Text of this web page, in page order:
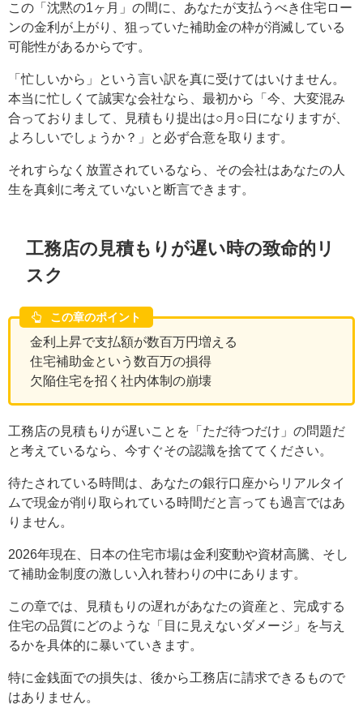
この「沈黙の1ヶ月」の間に、あなたが支払うべき住宅ロー
ンの金利が上がり、狙っていた補助金の枠が消滅している
可能性があるからです。
「忙しいから」という言い訳を真に受けてはいけません。
本当に忙しくて誠実な会社なら、最初から「今、大変混み
合っておりまして、見積もり提出は○月○日になりますが、
よろしいでしょうか？」と必ず合意を取ります。
それすらなく放置されているなら、その会社はあなたの人
生を真剣に考えていないと断言できます。
工務店の見積もりが遅い時の致命的リ
スク
この章のポイント
金利上昇で支払額が数百万円増える
住宅補助金という数百万の損得
欠陥住宅を招く社内体制の崩壊
工務店の見積もりが遅いことを「ただ待つだけ」の問題だ
と考えているなら、今すぐその認識を捨ててください。
待たされている時間は、あなたの銀行口座からリアルタイ
ムで現金が削り取られている時間だと言っても過言ではあ
りません。
2026年現在、日本の住宅市場は金利変動や資材高騰、そし
て補助金制度の激しい入れ替わりの中にあります。
この章では、見積もりの遅れがあなたの資産と、完成する
住宅の品質にどのような「目に見えないダメージ」を与え
るかを具体的に暴いていきます。
特に金銭面での損失は、後から工務店に請求できるもので
はありません。